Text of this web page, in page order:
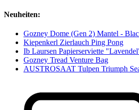
Neuheiten:
Gozney Dome (Gen 2) Mantel -
Kiepenkerl Zierlauch Ping Pong
Ib Laursen Papierserviette
Gozney Tread Venture Bag
AUSTROSAAT Tulpen Triumph